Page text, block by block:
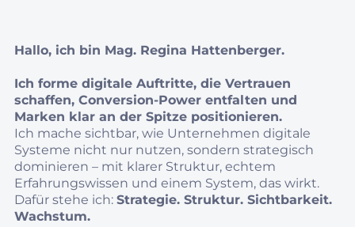
Hallo, ich bin Mag. Regina Hattenberger.
Ich forme digitale Auftritte, die Vertrauen
schaffen, Conversion‑Power entfalten und
Marken klar an der Spitze positionieren.
Ich mache sichtbar, wie Unternehmen digitale
Systeme nicht nur nutzen, sondern strategisch
dominieren – mit klarer Struktur, echtem
Erfahrungswissen und einem System, das wirkt.
Dafür stehe ich: Strategie. Struktur. Sichtbarkeit.
Wachstum.